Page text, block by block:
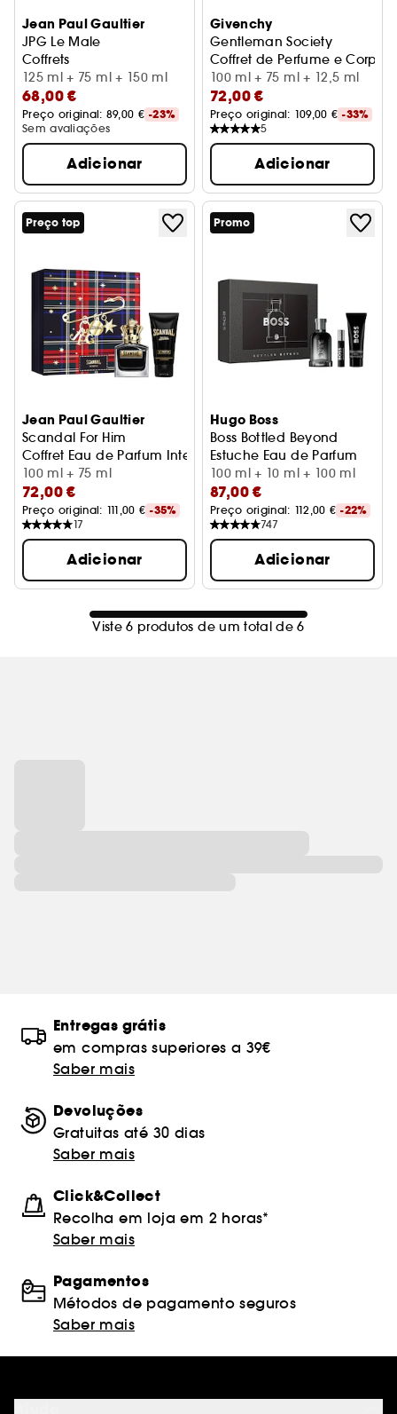
Jean Paul Gaultier
JPG Le Male
Coffrets
125 ml + 75 ml + 150 ml
68,00 €
Preço original: 89,00 € -23%
Sem avaliações
Adicionar
Givenchy
Gentleman Society
Coffret de Perfume e Corpo
100 ml + 75 ml + 12,5 ml
72,00 €
Preço original: 109,00 € -33%
5
Adicionar
Preço top
Jean Paul Gaultier
Scandal For Him
Coffret Eau de Parfum Intense Homem
100 ml + 75 ml
72,00 €
Preço original: 111,00 € -35%
17
Adicionar
Promo
Hugo Boss
Boss Bottled Beyond
Estuche Eau de Parfum
100 ml + 10 ml + 100 ml
87,00 €
Preço original: 112,00 € -22%
747
Adicionar
Viste 6 produtos de um total de 6
Entregas grátis
em compras superiores a 39€
Saber mais
Devoluções
Gratuitas até 30 dias
Saber mais
Click&Collect
Recolha em loja em 2 horas*
Saber mais
Pagamentos
Métodos de pagamento seguros
Saber mais